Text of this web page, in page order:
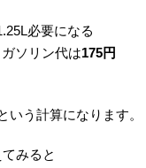
必要になる
ソリン代は175円
いう計算になります。
みると